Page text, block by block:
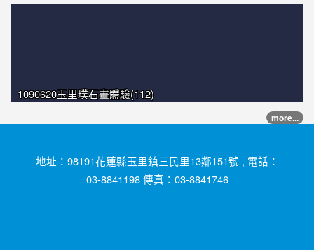
1090620玉里璞石畫體驗(112)
more...
地址：98191花蓮縣玉里鎮三民里13鄰151號 , 電話：
03-8841198 傳真：03-8841746